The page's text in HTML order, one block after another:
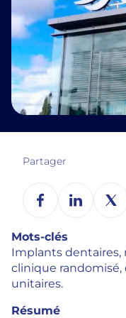
Partager
Mots-clés
Implants dentaires,
clinique
unitaires.
Résumé